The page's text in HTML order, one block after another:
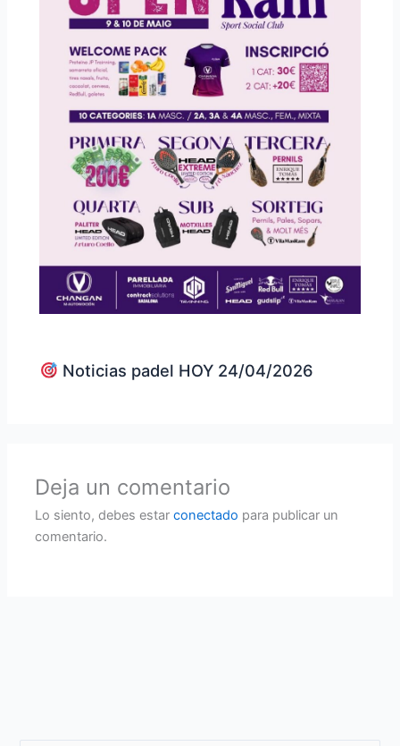
Noticias padel HOY 24/04/2026
Deja un comentario
Lo siento, debes estarconectado para publicar un
comentario.